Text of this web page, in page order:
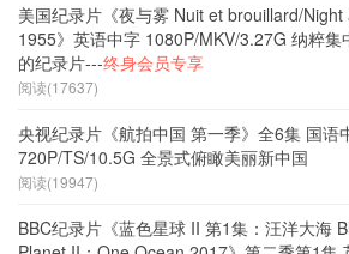
美国纪录片《夜与雾 Nuit et brouillard/Night
1955》英语中字 1080P/MKV/3.27G 纳粹集
的纪录片---终身会员专享
阅读(17637)
央视纪录片《航拍中国 第一季》全6集 国语
720P/TS/10.5G 全景式俯瞰美丽新中国
阅读(19947)
BBC纪录片《蓝色星球 II 第1集：汪洋大海